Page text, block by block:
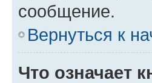
сообщение.
Вернуться к
Что означает